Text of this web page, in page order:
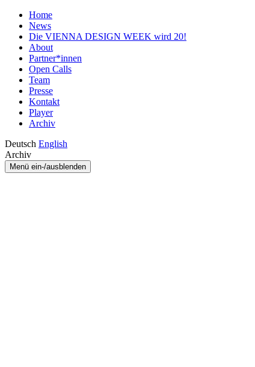
Home
News
Die VIENNA DESIGN WEEK wird 20!
About
Partner*innen
Open Calls
Team
Presse
Kontakt
Player
Archiv
Deutsch English
Archiv
Menü ein-/ausblenden